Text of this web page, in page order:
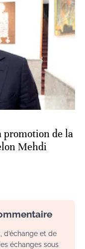
promotion de la
Mehdi
d’échange et de
échanges sous